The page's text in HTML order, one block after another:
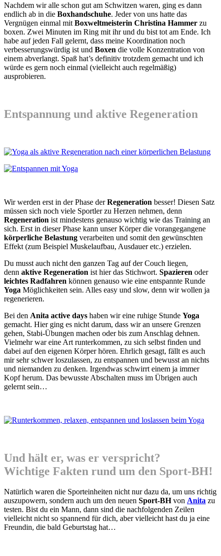
Nachdem wir alle schon gut am Schwitzen waren, ging es dann
endlich ab in die Boxhandschuhe. Jeder von uns hatte das
Vergnügen einmal mit Boxweltmeisterin Christina Hammer zu
boxen. Zwei Minuten im Ring mit ihr und du bist tot am Ende. Ich
habe auf jeden Fall gelernt, dass meine Koordination noch
verbesserungswürdig ist und Boxen die volle Konzentration von
einem abverlangt. Spaß hat’s definitiv trotzdem gemacht und ich
würde es gern noch einmal (vielleicht auch regelmäßig)
ausprobieren.
Entspannung und aktive Regeneration
Wir werden erst in der Phase derRegeneration besser! Diesen Satz
müssen sich noch viele Sportler zu Herzen nehmen, denn
Regeneration ist mindestens genauso wichtig wie das Training an
sich. Erst in dieser Phase kann unser Körper die vorangegangene
körperliche Belastung verarbeiten und somit den gewünschten
Effekt (zum Beispiel Muskelaufbau, Ausdauer etc.) erzielen.
Du musst auch nicht den ganzen Tag auf der Couch liegen,
denn aktive Regeneration ist hier das Stichwort. Spazieren oder
leichtes Radfahren können genauso wie eine entspannte Runde
Yoga Möglichkeiten sein. Alles easy und slow, denn wir wollen ja
regenerieren.
Bei den Anita active days haben wir eine ruhige Stunde Yoga
gemacht. Hier ging es nicht darum, dass wir an unsere Grenzen
gehen, Stabi-Übungen machen oder bis zum Anschlag dehnen.
Vielmehr war eine Art runterkommen, zu sich selbst finden und
dabei auf den eigenen Körper hören. Ehrlich gesagt, fällt es auch
mir sehr schwer loszulassen, zu entspannen und bewusst an nichts
und niemanden zu denken. Irgendwas schwirrt einem ja immer
Kopf herum. Das bewusste Abschalten muss im Übrigen auch
gelernt sein…
Und hält er, was er verspricht?
Wichtige Fakten rund um den Sport-BH!
Natürlich waren die Sporteinheiten nicht nur dazu da, um uns richtig
auszupowern, sondern auch um den neuen Sport-BHvon Anita zu
testen. Bist du ein Mann, dann sind die nachfolgenden Zeilen
vielleicht nicht so spannend für dich, aber vielleicht hast du ja eine
Freundin, die bald Geburtstag hat…